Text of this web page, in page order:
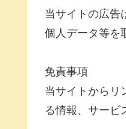
当サイトの広告
個人データ等を
免責事項
当サイトからリ
る情報、サービ